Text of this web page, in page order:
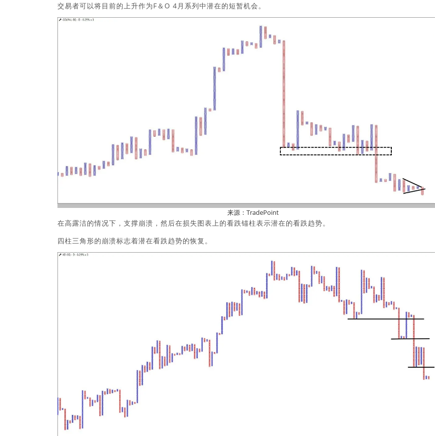
交易者可以将目前的上升作为F＆O 4月系列中潜在的短暂机会。
来源：TradePoint
在高露洁的情况下，支撑崩溃，然后在损失图表上的看跌锚柱表示潜在的看跌趋势。
四柱三角形的崩溃标志着潜在看跌趋势的恢复。